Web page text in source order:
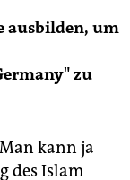
ausbilden, um
zu
kann ja
des Islam